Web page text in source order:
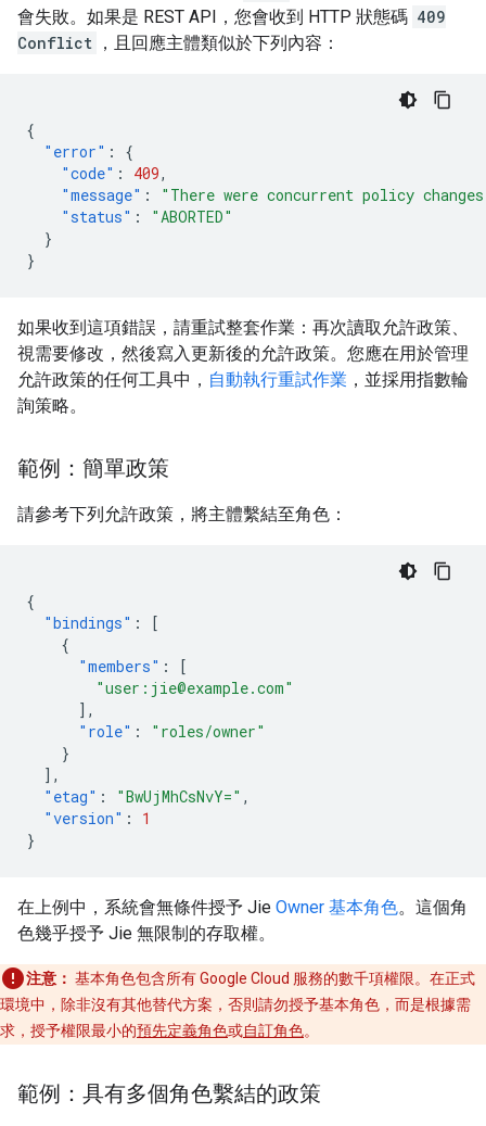
會失敗。如果是 REST API，您會收到 HTTP 狀態碼 409
Conflict ，且回應主體類似於下列內容：
{
"error" :
{
"code" : 409,
"message" :
"There were concurrent policy
"status" :
"ABORTED"
}
}
如果收到這項錯誤，請重試整套作業：再次讀取允許政策、
視需要修改，然後寫入更新後的允許政策。您應在用於管理
允許政策的任何工具中， 自動執行重試作業 ，並採用指數輪
詢策略。
範例：簡單政策
請參考下列允許政策，將主體繫結至角色：
{
"bindings" :
[
{
"members" :
[
"user:jie@example.com"
],
"role" :
"roles/owner"
}
],
"etag" : "BwUjMhCsNvY=" ,
"version" :
1
}
在上例中，系統會無條件授予 Jie Owner 基本角色。這個角
色幾乎授予 Jie 無限制的存取權。
注意： 基本角色包含所有 Google Cloud 服務的數千項權限。在正式
環境中，除非沒有其他替代方案，否則請勿授予基本角色，而是根據需
求，授予權限最小的預先定義角色或自訂角色。
範例：具有多個角色繫結的政策